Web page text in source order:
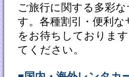
ご旅行に関する多彩
す。各種割引・便利
をお待ちしておりま
てください。